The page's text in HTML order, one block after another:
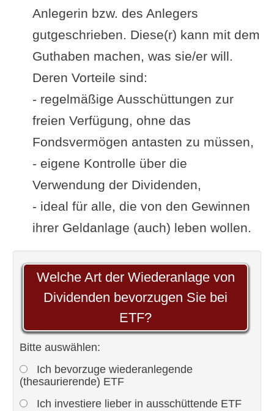
Anlegerin bzw. des Anlegers
gutgeschrieben. Diese(r) kann mit dem
Guthaben machen, was sie/er will.
Deren Vorteile sind:
- regelmäßige Ausschüttungen zur
freien Verfügung, ohne das
Fondsvermögen antasten zu müssen,
- eigene Kontrolle über die
Verwendung der Dividenden,
- ideal für alle, die von den Gewinnen
ihrer Geldanlage (auch) leben wollen.
Welche Art der Wiederanlage von
Dividenden bevorzugen Sie bei
ETF?
Bitte auswählen:
Ich bevorzuge wiederanlegende
(thesaurierende) ETF
Ich investiere lieber in ausschüttende ETF